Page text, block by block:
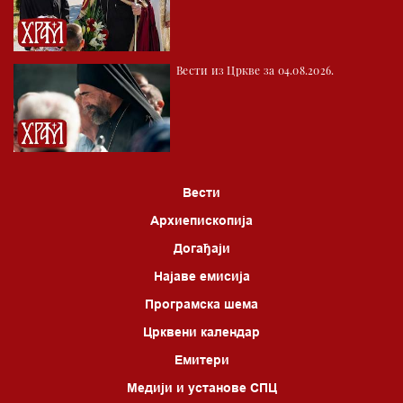
03.03 Фолклор магазин
04.00 Врлинослов
05.00 Питања и одговори
06.00 Црквена предавања и трибине
Вести из Цркве за 04.08.2026.
Вести
Архиепископија
Догађаји
Најаве емисија
Програмска шема
Црквени календар
Емитери
Медији и установе СПЦ